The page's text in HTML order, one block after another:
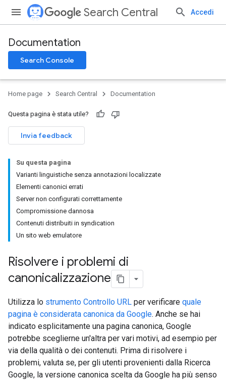
Search Central Accedi
Documentation
Search Console
Home page Search Central Documentation
Questa pagina è stata utile?
Invia feedback
Su questa pagina
Varianti linguistiche senza annotazioni localizzate
Elementi canonici errati
Server non configurati correttamente
Compromissione dannosa
Contenuti distribuiti in syndication
Un sito web emulatore
Risolvere i problemi di
canonicalizzazione
Utilizza lo strumento Controllo URL per verificare quale
pagina è considerata canonica da Google. Anche se hai
indicato esplicitamente una pagina canonica, Google
potrebbe sceglierne un'altra per vari motivi, ad esempio per
via della qualità o dei contenuti. Prima di risolvere i
problemi, valuta se, per gli utenti provenienti dalla Ricerca
Google, la versione canonica scelta da Google ha più senso